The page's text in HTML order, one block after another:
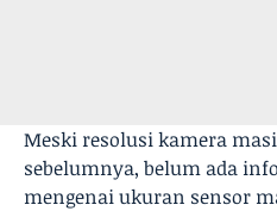
Meski resolusi kamera
sebelumnya, belum ada
mengenai ukuran sensor